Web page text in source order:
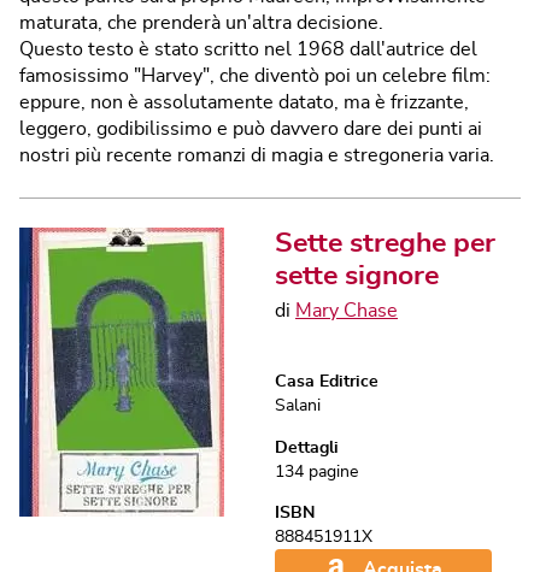
maturata, che prenderà un'altra decisione.
Questo testo è stato scritto nel 1968 dall'autrice del
famosissimo "Harvey", che diventò poi un celebre film:
eppure, non è assolutamente datato, ma è frizzante,
leggero, godibilissimo e può davvero dare dei punti ai
nostri più recente romanzi di magia e stregoneria varia.
Sette streghe per
sette signore
di Mary Chase
Casa Editrice
Salani
Dettagli
134 pagine
ISBN
888451911X